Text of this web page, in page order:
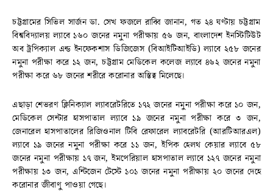
চট্টগ্রামের সিভিল সার্জন ডা. সেখ ফজলে রাব্বি জানান, গত ২৪ ঘণ্টায় চট্টগ্রাম
বিশ্ববিদ্যালয় ল্যাবে ১৬০ জনের নমুনা পরীক্ষায় ৫৬ জন, বাংলাদেশ ইনস্টিটিউট
অব ট্রপিক্যাল এন্ড ইনফেকশাস ডিজিজেস (বিআইটিআইডি) ল্যাবে ২৫৮ জনের
নমুনা পরীক্ষা করে ১২ জন, চট্টগ্রাম মেডিকেল কলেজ ল্যাবে ৪৬২ জনের নমুনা
পরীক্ষা করে ৬৮ জনের শরীরে করোনার অস্তিত্ব মিলেছে।
এছাড়া শেভরণ ক্লিনিক্যাল ল্যাবরেটরিতে ১৭২ জনের নমুনা পরীক্ষা করে ১০ জন,
মেডিকেল সেন্টার হাসপাতাল ল্যাবে ১৯ জনের নমুনা পরীক্ষা করে ৩ জন,
জেনারেল হাসপাতালের রিজিওনাল টিবি রেফারেল ল্যাবরেটরি (আরটিআরএল)
ল্যাবে ১৯ জনের নমুনা পরীক্ষা করে ১১ জন, ইপিক হেলথ কেয়ার ল্যাবে ৫৮
জনের নমুনা পরীক্ষায় ১৭ জন, ইমপেরিয়াল হাসপাতাল ল্যাবে ১২৭ জনের নমুনা
পরীক্ষায় ১৩ জন, এন্টিজেন টেস্টে ১০১ জনের নমুনা পরীক্ষায় ২০ জনের দেহে
করোনার জীবাণু পাওয়া গেছে।